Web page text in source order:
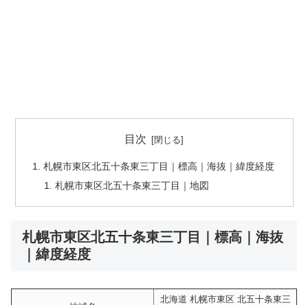
目次
札幌市東区北五十条東三丁目｜標高｜海抜｜緯度経度
札幌市東区北五十条東三丁目｜地図
札幌市東区北五十条東三丁目｜標高｜海抜
｜緯度経度
北海道 札幌市東区 北五十条東三